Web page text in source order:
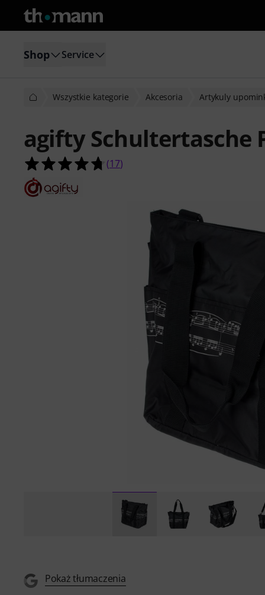
Shop Service
Wszystkie kategorie Akcesoria Artykuly
agifty Schultertasche
4.7 na 5 gwiazdek z 17 ocen klientów
(17)
Pokaż tłumaczenia